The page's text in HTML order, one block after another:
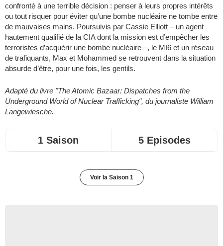
confronté à une terrible décision : penser à leurs propres intérêts
ou tout risquer pour éviter qu’une bombe nucléaire ne tombe entre
de mauvaises mains. Poursuivis par Cassie Elliott – un agent
hautement qualifié de la CIA dont la mission est d’empêcher les
terroristes d’acquérir une bombe nucléaire –, le MI6 et un réseau
de trafiquants, Max et Mohammed se retrouvent dans la situation
absurde d’être, pour une fois, les gentils.
Adapté du livre "The Atomic Bazaar: Dispatches from the
Underground World of Nuclear Trafficking", du journaliste William
Langewiesche.
1 Saison 5 Episodes
Voir la Saison 1